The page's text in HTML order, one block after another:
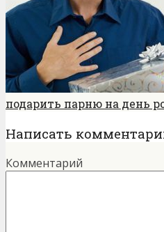
подарить парню на день
Написать
Комментарий